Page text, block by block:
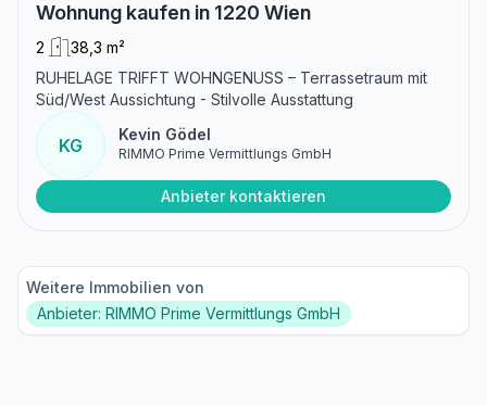
Wohnung kaufen in 1220 Wien
2
38,3 m²
RUHELAGE TRIFFT WOHNGENUSS – Terrassetraum mit
Süd/West Aussichtung - Stilvolle Ausstattung
KG
Kevin Gödel
RIMMO Prime Vermittlungs GmbH
Anbieter kontaktieren
Weitere Immobilien von
Anbieter: RIMMO Prime Vermittlungs GmbH